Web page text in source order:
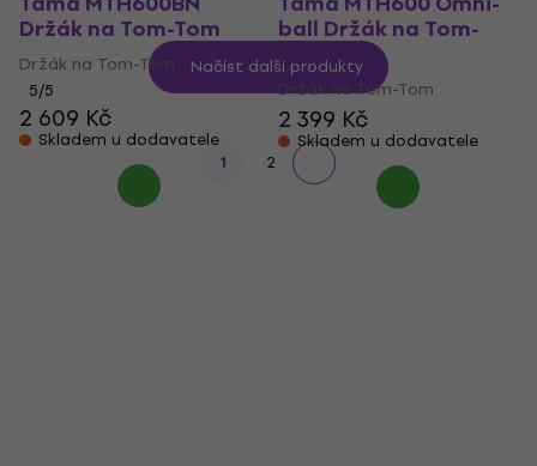
Držák na Tom-Tom
Držák na Tom-Tom
5/5
2 609 Kč
Skladem u dodavatele
ball Držák na Tom-
Tom
Držák na Tom-Tom
2 399 Kč
Skladem u dodavatele
Načíst další produkty
1 2